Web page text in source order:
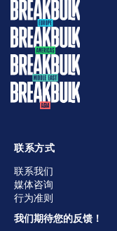
联系方式
联系我们
媒体咨询
行为准则
我们期待您的反馈！